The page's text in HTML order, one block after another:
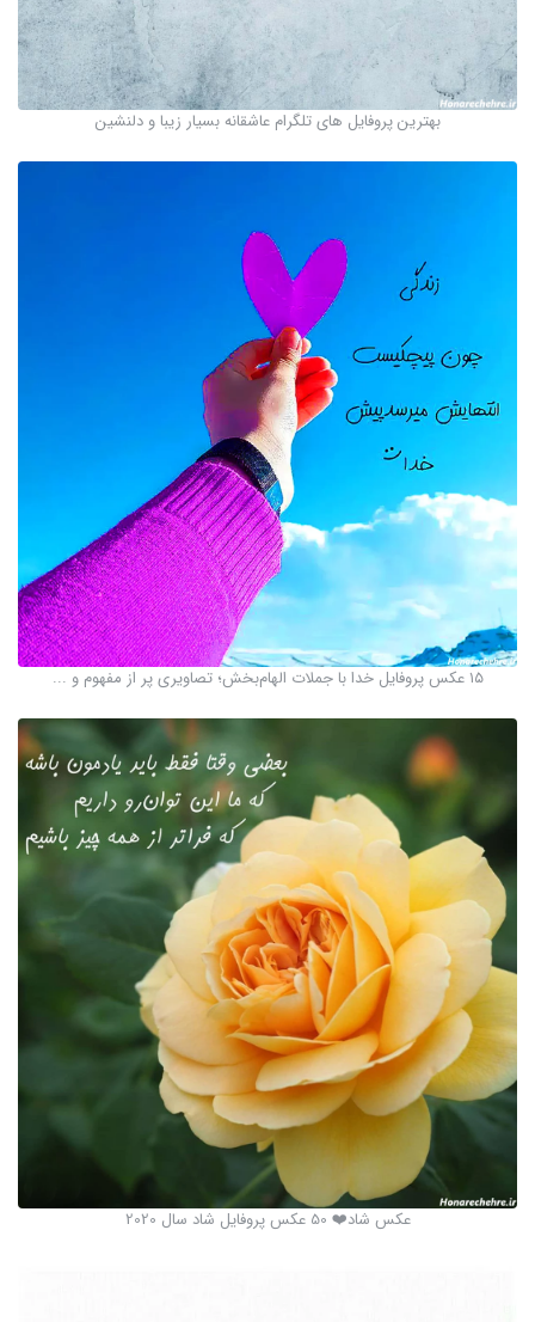
بهترین پروفایل های تلگرام عاشقانه بسیار زیبا و دلنشین
۱۵ عکس پروفایل خدا با جملات الهام‌بخش؛ تصاویری پر از مفهوم و ...
عکس شاد❤️ 50 عکس پروفایل شاد سال 2020